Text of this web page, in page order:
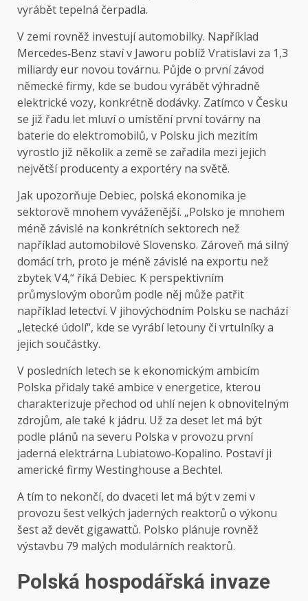
vyrábět tepelná čerpadla.
V zemi rovněž investují automobilky. Například
Mercedes‑Benz staví v Jaworu poblíž Vratislavi za 1,3
mi­liardy eur novou továrnu. Půjde o první závod
německé firmy, kde se budou vyrábět výhradně
elektrické vozy, konkrétně dodávky. Zatímco v Česku
se již řadu let mluví o umístění první továrny na
baterie do elektromobilů, v Polsku jich mezitím
vyrostlo již několik a země se zařadila mezi jejich
největší producenty a exportéry na světě.
Jak upozorňuje Debiec, polská ekonomika je
sektorově mnohem vyváženější. „Polsko je mnohem
méně závislé na konkrétních sektorech než
například automobilové Slovensko. Zároveň má silný
domácí trh, proto je méně závislé na exportu než
zbytek V4,“ říká Debiec. K perspektivním
průmyslovým oborům podle něj může patřit
například letectví. V jihovýchodním Polsku se nachází
„letecké údolí“, kde se vyrábí letouny či vrtulníky a
jejich součástky.
V posledních letech se k ekonomickým ambicím
Polska přidaly také ambice v energetice, kterou
charakterizuje přechod od uhlí nejen k obnovitelným
zdrojům, ale také k jádru. Už za deset let má být
podle plánů na severu Polska v provozu první
jaderná elektrárna Lubiatowo‑Kopalino. Postaví ji
americké firmy Westinghouse a Bechtel.
A tím to nekončí, do dvaceti let má být v zemi v
provozu šest velkých jaderných reaktorů o výkonu
šest až devět gigawattů. Polsko plánuje rovněž
výstavbu 79 malých modulárních reaktorů.
Polská hospodářská invaze